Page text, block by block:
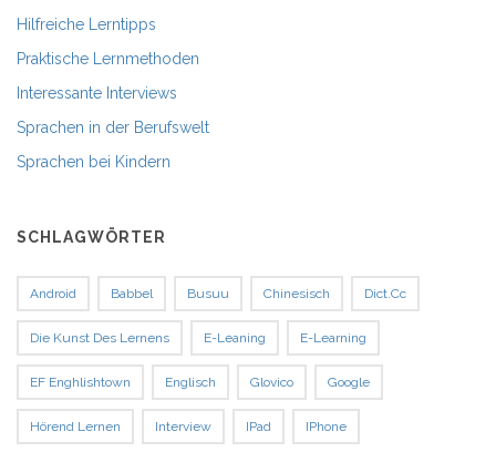
Hilfreiche Lerntipps
Praktische Lernmethoden
Interessante Interviews
Sprachen in der Berufswelt
Sprachen bei Kindern
SCHLAGWÖRTER
Android Babbel Busuu Chinesisch Dict.cc
Die Kunst Des Lernens E-Leaning E-Learning
EF Enghlishtown Englisch Glovico Google
Hörend Lernen Interview IPad IPhone